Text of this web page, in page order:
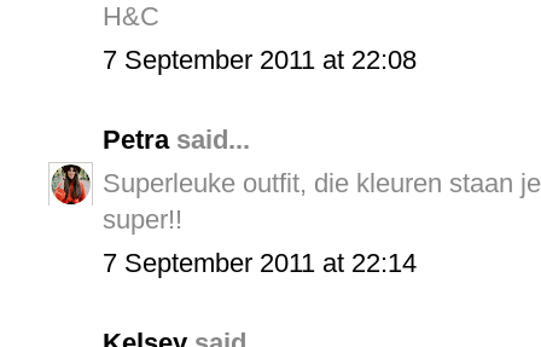
H&C
7 September 2011 at 22:08
Petrasaid...
Superleuke outfit, die kleuren staan
super!!
7 September 2011 at 22:14